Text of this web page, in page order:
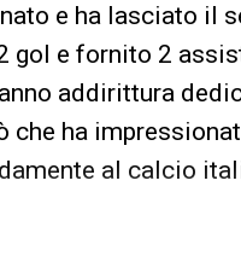
e ha lasciato il
gol e fornito 2
addirittura
che ha
al calcio